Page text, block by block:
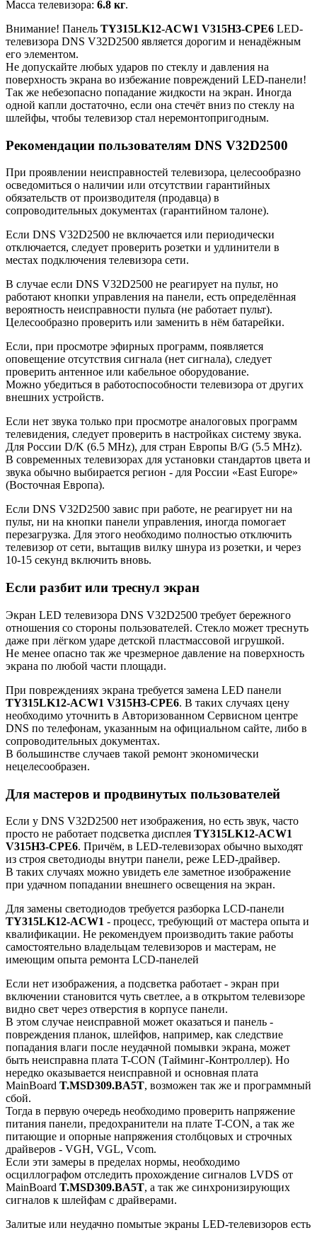
Масса телевизора: 6.8 кг.
Внимание! Панель TY315LK12-ACW1 V315H3-CPE6 LED-
телевизора DNS V32D2500 является дорогим и ненадёжным
его элементом.
Не допускайте любых ударов по стеклу и давления на
поверхность экрана во избежание повреждений LED-панели!
Так же небезопасно попадание жидкости на экран. Иногда
одной капли достаточно, если она стечёт вниз по стеклу на
шлейфы, чтобы телевизор стал неремонтопригодным.
Рекомендации пользователям DNS V32D2500
При проявлении неисправностей телевизора, целесообразно
осведомиться о наличии или отсутствии гарантийных
обязательств от производителя (продавца) в
сопроводительных документах (гарантийном талоне).
Если DNS V32D2500 не включается или периодически
отключается, следует проверить розетки и удлинители в
местах подключения телевизора сети.
В случае если DNS V32D2500 не реагирует на пульт, но
работают кнопки управления на панели, есть определённая
вероятность неисправности пульта (не работает пульт).
Целесообразно проверить или заменить в нём батарейки.
Если, при просмотре эфирных программ, появляется
оповещение отсутствия сигнала (нет сигнала), следует
проверить антенное или кабельное оборудование.
Можно убедиться в работоспособности телевизора от других
внешних устройств.
Если нет звука только при просмотре аналоговых программ
телевидения, следует проверить в настройках систему звука.
Для России D/K (6.5 MHz), для стран Европы B/G (5.5 MHz).
В современных телевизорах для установки стандартов цвета и
звука обычно выбирается регион - для России «East Europe»
(Восточная Европа).
Если DNS V32D2500 завис при работе, не реагирует ни на
пульт, ни на кнопки панели управления, иногда помогает
перезагрузка. Для этого необходимо полностью отключить
телевизор от сети, вытащив вилку шнура из розетки, и через
10-15 секунд включить вновь.
Если разбит или треснул экран
Экран LED телевизора DNS V32D2500 требует бережного
отношения со стороны пользователей. Стекло может треснуть
даже при лёгком ударе детской пластмассовой игрушкой.
Не менее опасно так же чрезмерное давление на поверхность
экрана по любой части площади.
При повреждениях экрана требуется замена LED панели
TY315LK12-ACW1 V315H3-CPE6. В таких случаях цену
необходимо уточнить в Авторизованном Сервисном центре
DNS по телефонам, указанным на официальном сайте, либо в
сопроводительных документах.
В большинстве случаев такой ремонт экономически
нецелесообразен.
Для мастеров и продвинутых пользователей
Если у DNS V32D2500 нет изображения, но есть звук, часто
просто не работает подсветка дисплея TY315LK12-ACW1
V315H3-CPE6. Причём, в LED-телевизорах обычно выходят
из строя светодиоды внутри панели, реже LED-драйвер.
В таких случаях можно увидеть еле заметное изображение
при удачном попадании внешнего освещения на экран.
Для замены светодиодов требуется разборка LCD-панели
TY315LK12-ACW1 - процесс, требующий от мастера опыта и
квалификации. Не рекомендуем производить такие работы
самостоятельно владельцам телевизоров и мастерам, не
имеющим опыта ремонта LCD-панелей
Если нет изображения, а подсветка работает - экран при
включении становится чуть светлее, а в открытом телевизоре
видно свет через отверстия в корпусе панели.
В этом случае неисправной может оказаться и панель -
повреждения планок, шлейфов, например, как следствие
попадания влаги после неудачной помывки экрана, может
быть неисправна плата T-CON (Тайминг-Контроллер). Но
нередко оказывается неисправной и основная плата
MainBoard T.MSD309.BA5T, возможен так же и программный
сбой.
Тогда в первую очередь необходимо проверить напряжение
питания панели, предохранители на плате T-CON, а так же
питающие и опорные напряжения столбцовых и строчных
драйверов - VGH, VGL, Vcom.
Если эти замеры в пределах нормы, необходимо
осциллографом отследить прохождение сигналов LVDS от
MainBoard T.MSD309.BA5T, а так же синхронизирующих
сигналов к шлейфам с драйверами.
Залитые или неудачно помытые экраны LED-телевизоров есть